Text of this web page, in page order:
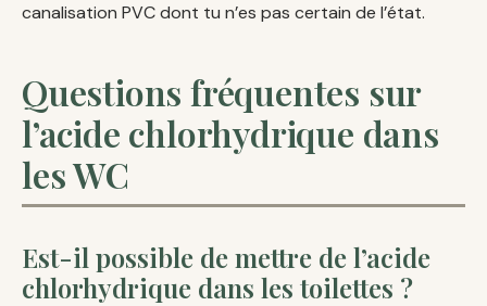
canalisation PVC dont tu n’es pas certain de l’état.
Questions fréquentes sur
l’acide chlorhydrique dans
les WC
Est-il possible de mettre de l’acide
chlorhydrique dans les toilettes ?